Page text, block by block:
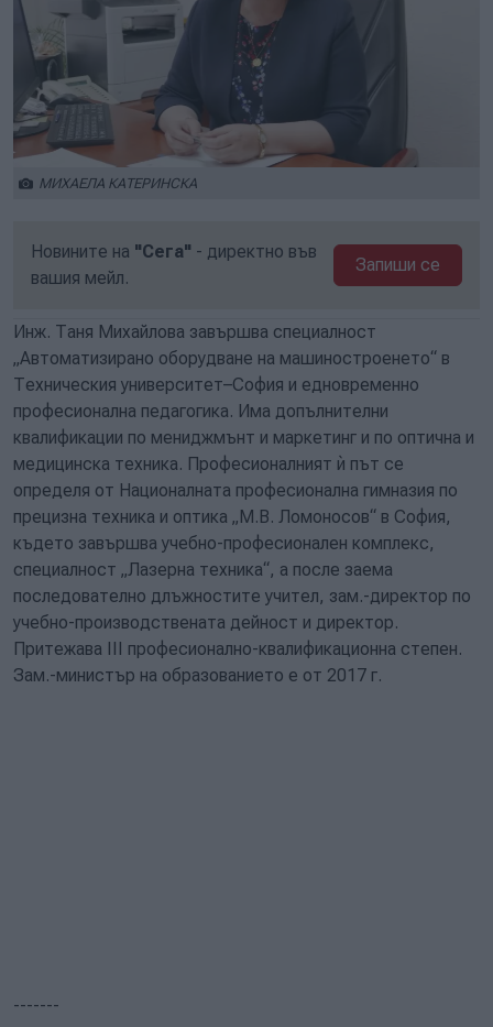
МИХАЕЛА КАТЕРИНСКА
Новините на "Сега" - директно във
вашия мейл.
Запиши се
Инж. Таня Михайлова завършва специалност
„Автоматизирано оборудване на машиностроенето“ в
Техническия университет–София и едновременно
професионална педагогика. Има допълнителни
квалификации по мениджмънт и маркетинг и по оптична и
медицинска техника. Професионалният ѝ път се
определя от Националната професионална гимназия по
прецизна техника и оптика „М.В. Ломоносов“ в София,
където завършва учебно-професионален комплекс,
специалност „Лазерна техника“, а после заема
последователно длъжностите учител, зам.-директор по
учебно-производствената дейност и директор.
Притежава III професионално-квалификационна степен.
Зам.-министър на образованието е от 2017 г.
-------